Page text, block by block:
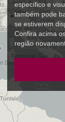
específico e
também pode
se estiverem
Confira acima
região